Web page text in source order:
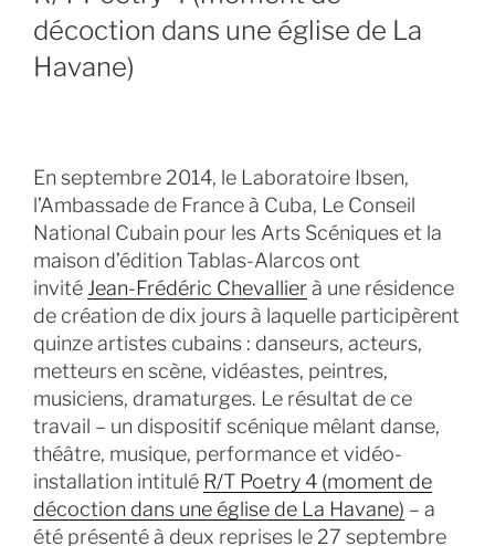
décoction dans une église de La
Havane)
En septembre 2014, le Laboratoire Ibsen,
l’Ambassade de France à Cuba, Le Conseil
National Cubain pour les Arts Scéniques et la
maison d’édition Tablas-Alarcos ont
invité Jean-Frédéric Chevallierà une résidence
de création de dix jours à laquelle participèrent
quinze artistes cubains : danseurs, acteurs,
metteurs en scène, vidéastes, peintres,
musiciens, dramaturges. Le résultat de ce
travail – un dispositif scénique mêlant danse,
théâtre, musique, performance et vidéo-
installation intitulé R/T Poetry 4 (moment de
décoction dans une église de La Havane) – a
été présenté à deux reprises le 27 septembre